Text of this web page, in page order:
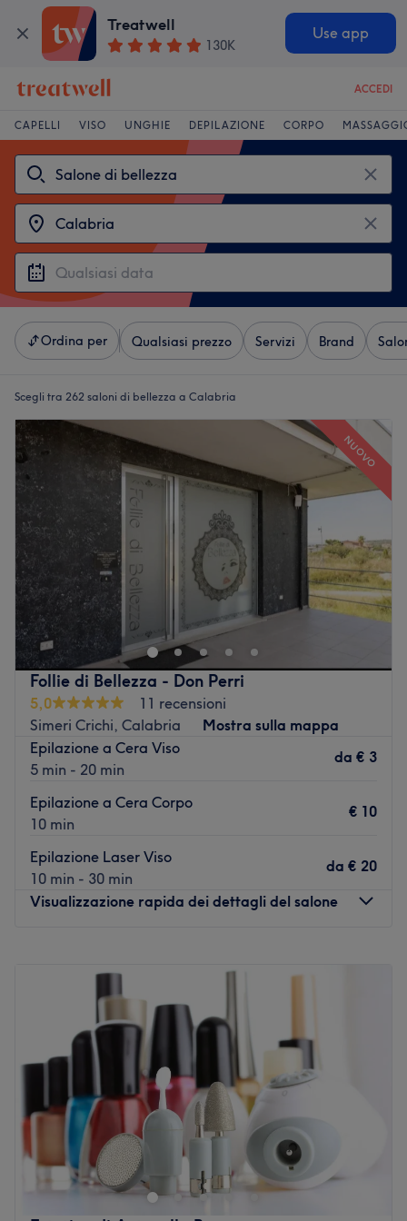
Treatwell
130K
Use app
ACCEDI
CAPELLI VISO UNGHIE DEPILAZIONE CORPO
Ordina per Qualsiasi prezzo Servizi Brand
Scegli tra 262 saloni di bellezza a Calabria
NUOVO
Follie di Bellezza - Don Perri
5,0
11 recensioni
Simeri Crichi, Calabria
Mostra sulla mappa
Epilazione a Cera Viso
5 min - 20 min
da € 3
Epilazione a Cera Corpo
10 min
€ 10
Epilazione Laser Viso
10 min - 30 min
da € 20
Visualizzazione rapida dei dettagli del salone
09:00
Mercoledì
Venerdì
09:00–
Sabato
Chiuso
Follie di Bellezza è un centro estetico situato a Don Perri,
in provincia di Catanzaro. Qui troverai una vasta gamma
di trattamenti per prenderti cura della tua bellezza e
sentirti al meglio. Prenota ora e regalati un momento solo